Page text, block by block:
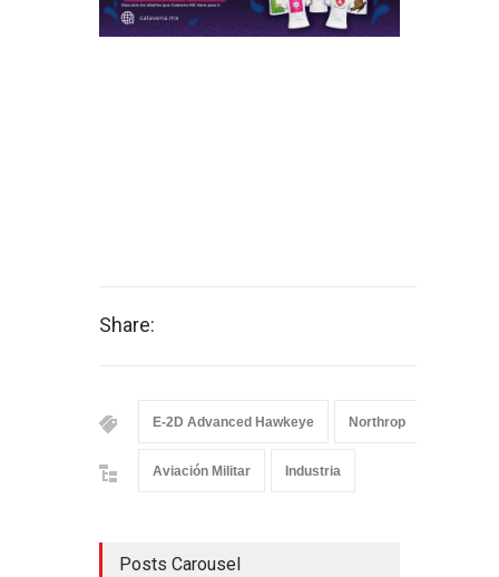
Share:
E-2D Advanced Hawkeye Northrop
Aviación Militar Industria
Posts Carousel